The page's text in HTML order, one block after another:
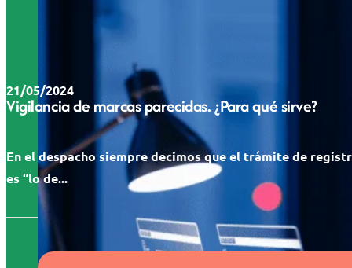
21/05/2024
Vigilancia de marcas parecidas. ¿Para qué sirve?
En el despacho siempre decimos que el trámite de
es “lo de...